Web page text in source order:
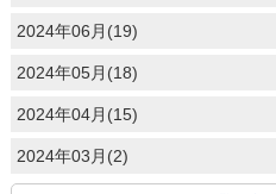
2024年06月(19)
2024年05月(18)
2024年04月(15)
2024年03月(2)